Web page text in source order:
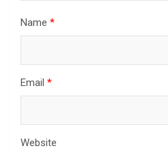
Name *
Email *
Website